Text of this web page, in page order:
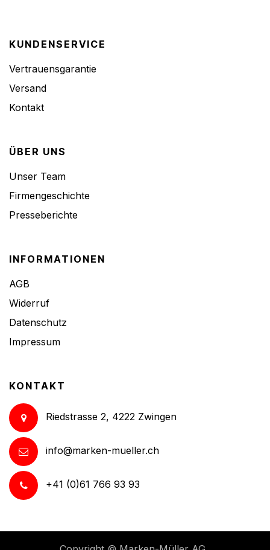
KUNDENSERVICE
Vertrauensgarantie
Versand
Kontakt
ÜBER UNS
Unser Team
Firmengeschichte
Presseberichte
INFORMATIONEN
AGB
Widerruf
Datenschutz
Impressum
KONTAKT
Riedstrasse 2, 4222 Zwingen
info@marken-mueller.ch
+41 (0)61 766 93 93